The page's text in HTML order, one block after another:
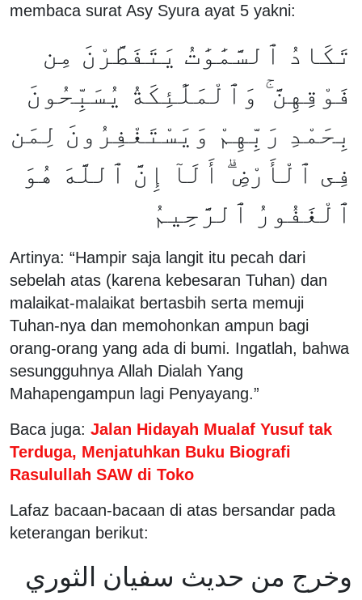
membaca surat Asy Syura ayat 5 yakni:
تَكَادُ ٱلسَّمَٰوَٰتُ يَتَفَطَّرْنَ مِن
فَوْقِهِنَّ ۚ وَٱلْمَلَٰٓئِكَةُ يُسَبِّحُونَ
بِحَمْدِ رَبِّهِمْ وَيَسْتَغْفِرُونَ لِمَن
فِى ٱلْأَرْضِ ۗ أَلَآ إِنَّ ٱللَّهَ هُوَ
ٱلْغَفُورُ ٱلرَّحِيمُ
Artinya: “Hampir saja langit itu pecah dari
sebelah atas (karena kebesaran Tuhan) dan
malaikat-malaikat bertasbih serta memuji
Tuhan-nya dan memohonkan ampun bagi
orang-orang yang ada di bumi. Ingatlah, bahwa
sesungguhnya Allah Dialah Yang
Mahapengampun lagi Penyayang.”
Baca juga: Jalan Hidayah Mualaf Yusuf tak
Terduga, Menjatuhkan Buku Biografi
Rasulullah SAW di Toko
Lafaz bacaan-bacaan di atas bersandar pada
keterangan berikut:
وخرج من حديث سفيان الثوري